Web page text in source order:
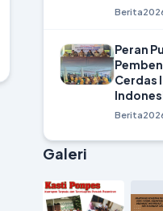
Berita
Peran
Cerdas
Berita
Galeri